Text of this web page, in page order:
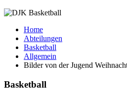
Home
Abteilungen
Basketball
Allgemein
Bilder von der Jugend
Basketball